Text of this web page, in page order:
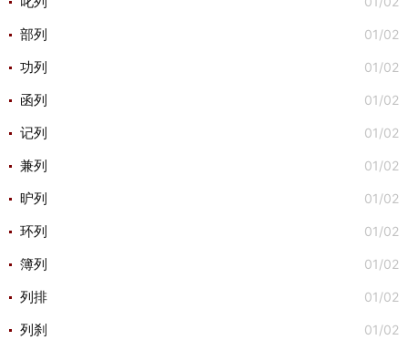
01/02
部列
01/02
功列
01/02
函列
01/02
记列
01/02
兼列
01/02
昈列
01/02
环列
01/02
簿列
01/02
列排
01/02
列刹